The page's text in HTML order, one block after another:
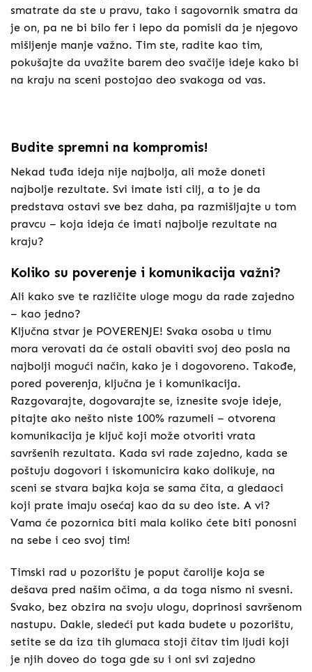
smatrate da ste u pravu, tako i sagovornik smatra da
je on, pa ne bi bilo fer i lepo da pomisli da je njegovo
mišljenje manje važno. Tim ste, radite kao tim,
pokušajte da uvažite barem deo svačije ideje kako bi
na kraju na sceni postojao deo svakoga od vas.
Budite spremni na kompromis!
Nekad tuđa ideja nije najbolja, ali može doneti
najbolje rezultate. Svi imate isti cilj, a to je da
predstava ostavi sve bez daha, pa razmišljajte u tom
pravcu – koja ideja će imati najbolje rezultate na
kraju?
Koliko su poverenje i komunikacija važni?
Ali kako sve te različite uloge mogu da rade zajedno
– kao jedno?
Ključna stvar je POVERENJE! Svaka osoba u timu
mora verovati da će ostali obaviti svoj deo posla na
najbolji mogući način, kako je i dogovoreno. Takođe,
pored poverenja, ključna je i komunikacija.
Razgovarajte, dogovarajte se, iznesite svoje ideje,
pitajte ako nešto niste 100% razumeli – otvorena
komunikacija je ključ koji može otvoriti vrata
savršenih rezultata. Kada svi rade zajedno, kada se
poštuju dogovori i iskomunicira kako dolikuje, na
sceni se stvara bajka koja se sama čita, a gledaoci
koji prate imaju osećaj kao da su deo iste. A vi?
Vama će pozornica biti mala koliko ćete biti ponosni
na sebe i ceo svoj tim!
Timski rad u pozorištu je poput čarolije koja se
dešava pred našim očima, a da toga nismo ni svesni.
Svako, bez obzira na svoju ulogu, doprinosi savršenom
nastupu. Dakle, sledeći put kada budete u pozorištu,
setite se da iza tih glumaca stoji čitav tim ljudi koji
je njih doveo do toga gde su i oni svi zajedno